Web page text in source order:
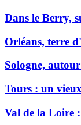
Dans le Berry,
Orléans, terre
Sologne,
Tours : un
Val de la Loire